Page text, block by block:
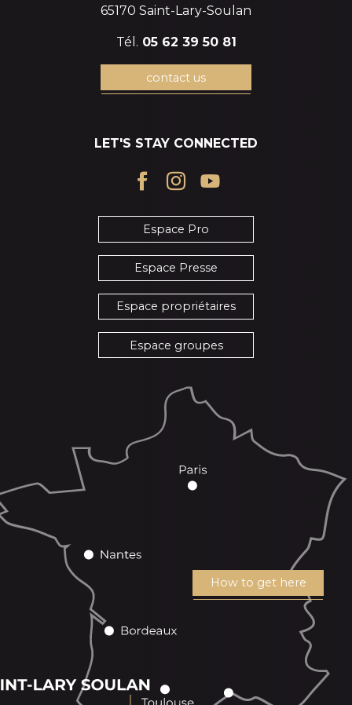
65170 Saint-Lary-Soulan
Tél. 05 62 39 50 81
contact us
LET'S STAY CONNECTED
Espace Pro
Espace Presse
Espace propriétaires
Espace groupes
How to get here